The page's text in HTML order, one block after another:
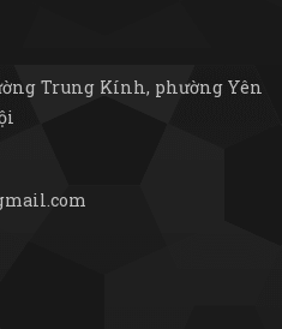
Trung Kính, phường Yên